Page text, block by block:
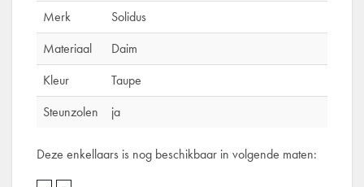
Merk
Solidus
Materiaal
Daim
Kleur
Taupe
Steunzolen
ja
Deze enkellaars is nog beschikbaar in volgende maten: